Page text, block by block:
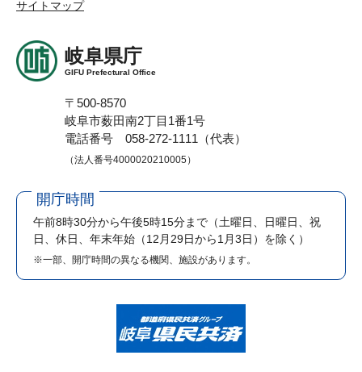
サイトマップ
岐阜県庁
GIFU Prefectural Office
〒500-8570
岐阜市薮田南2丁目1番1号
電話番号 058-272-1111（代表）
（法人番号4000020210005）
開庁時間
午前8時30分から午後5時15分まで （土曜日、日曜日、祝
日、休日、年末年始（12月29日から1月3日）を除く）
※一部、開庁時間の異なる機関、施設があります。